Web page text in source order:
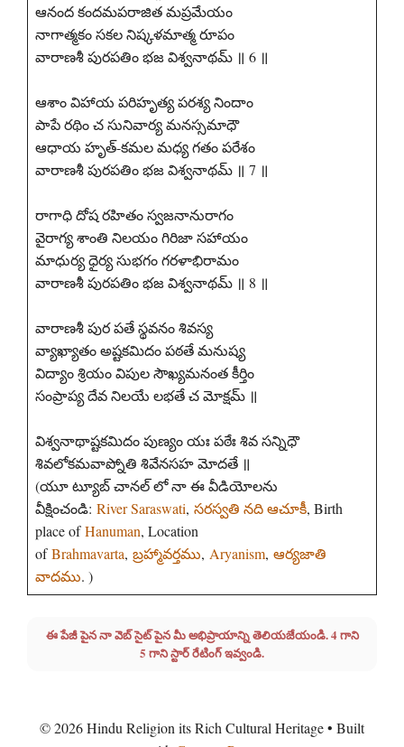
ఆనంద కందమపరాజిత మప్రమేయం
నాగాత్మకం సకల నిష్కళమాత్మ రూపం
వారాణశీ పురపతిం భజ విశ్వనాథమ్ ॥ 6 ॥
ఆశాం విహాయ పరిహృత్య పరశ్య నిందాం
పాపే రథిం చ సునివార్య మనస్సమాధౌ
ఆధాయ హృత్-కమల మధ్య గతం పరేశం
వారాణశీ పురపతిం భజ విశ్వనాథమ్ ॥ 7 ॥
రాగాధి దోష రహితం స్వజనానురాగం
వైరాగ్య శాంతి నిలయం గిరిజా సహాయం
మాధుర్య ధైర్య సుభగం గరళాభిరామం
వారాణశీ పురపతిం భజ విశ్వనాథమ్ ॥ 8 ॥
వారాణశీ పుర పతే స్థవనం శివస్య
వ్యాఖ్యాతం అష్టకమిదం పఠతే మనుష్య
విద్యాం శ్రియం విపుల సౌఖ్యమనంత కీర్తిం
సంప్రాప్య దేవ నిలయే లభతే చ మోక్షమ్ ॥
విశ్వనాథాష్టకమిదం పుణ్యం యః పఠేః శివ సన్నిధౌ
శివలోకమవాప్నోతి శివేనసహ మోదతే ॥
(యూ ట్యూబ్ చానల్ లో నా ఈ వీడియోలను
వీక్షించండి: River Saraswati, సరస్వతి నది ఆచూకీ, Birth
place ofHanuman, Location
ofBrahmavarta, బ్రహ్మావర్తము, Aryanism, ఆర్యజాతి
వాదము. )
ఈ పేజీ పైన నా వెబ్ సైట్ పైన మీ అభిప్రాయాన్ని తెలియజేయండి. 4 గాని
5 గాని స్టార్ రేటింగ్ ఇవ్వండి.
© 2026 Hindu Religion its Rich Cultural Heritage• Built